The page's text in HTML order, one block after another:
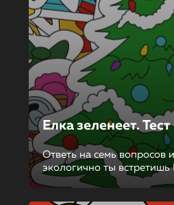
Елка зеленеет. Тест
Ответь на семь вопросов
экологично ты